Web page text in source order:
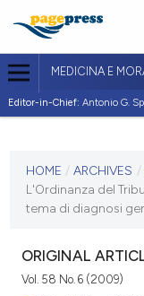
MEDICINA E
Editor-in-Chief: Antonio G.
VOL. 58 NO. 6 (2009)
HOME / ARCHIVES /
L'Ordinanza del
tema di diagnosi
ORIGINAL
Vol. 58 No. 6 (2009)